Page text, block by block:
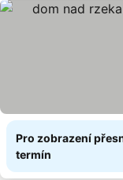
Pro zobrazení
termín